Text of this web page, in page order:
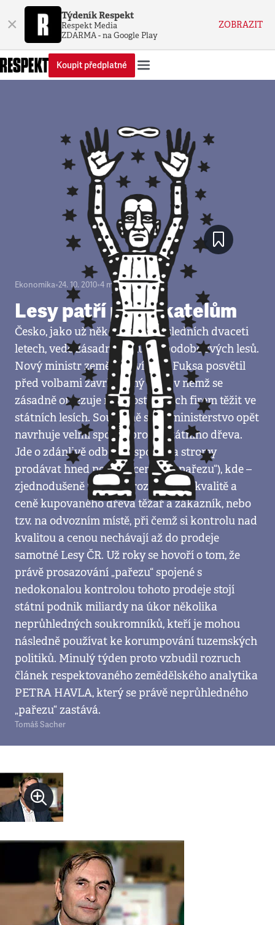
× Týdeník Respekt
Respekt Media
ZDARMA - na Google Play
ZOBRAZIT
Koupit předplatné
Ekonomika•24. 10. 2010•4 minuty
Lesy patří podnikatelům
Česko, jako už několikrát v posledních dvaceti
letech, vede zásadní diskusi o podobě svých lesů.
Nový ministr zemědělství Ivan Fuksa posvětil
před volbami zavrhovaný plán, v němž se
zásadně omezuje možnost malých firem těžit ve
státních lesích. Současně s tím ministerstvo opět
navrhuje velmi sporný prodej státního dřeva.
Jde o zdánlivě odborný spor, zda stromy
prodávat hned po pokácení („na pařezu“), kde –
zjednodušeně řečeno – rozhoduje o kvalitě a
ceně kupovaného dřeva těžař a zákazník, nebo
tzv. na odvozním místě, při čemž si kontrolu nad
kvalitou a cenou nechávají až do prodeje
samotné Lesy ČR. Už roky se hovoří o tom, že
právě prosazování „pařezu“ spojené s
nedokonalou kontrolou tohoto prodeje stojí
státní podnik miliardy na úkor několika
neprůhledných soukromníků, kteří je mohou
následně používat ke korumpování tuzemských
politiků. Minulý týden proto vzbudil rozruch
článek respektovaného zemědělského analytika
PETRA HAVLA, který se právě neprůhledného
„pařezu“ zastává.
Tomáš Sacher